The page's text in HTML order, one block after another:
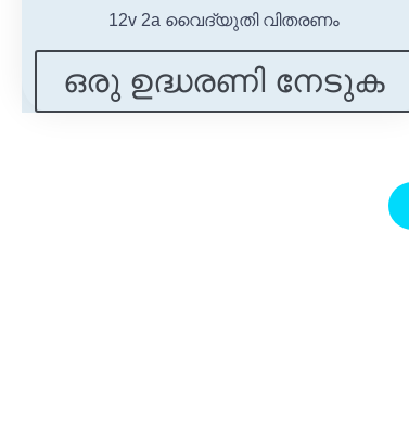
12v 2a വൈദ്യുതി വിതരണം
ഒരു ഉദ്ധരണി നേടുക